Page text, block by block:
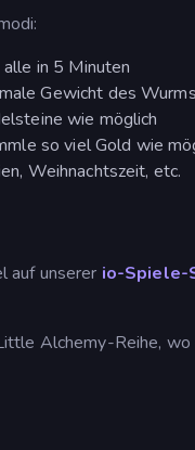
in 5 Minuten
Gewicht des Wurms
wie möglich
so viel Gold wie
Weihnachtszeit, etc.
auf unserer io-Spiele-
Alchemy-Reihe,